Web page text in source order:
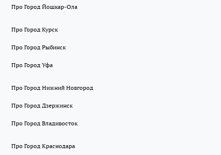
Про Город Йошкар-Ола
Про Город Курск
Про Город Рыбинск
Про Город Уфа
Про Город Нижний Новгород
Про Город Дзержинск
Про Город Владивосток
Про Город Краснодара